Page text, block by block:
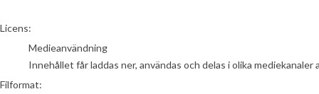
go to media item
Licens:
Medieanvändning
Innehållet får laddas ner, användas och delas i olika
Filformat: